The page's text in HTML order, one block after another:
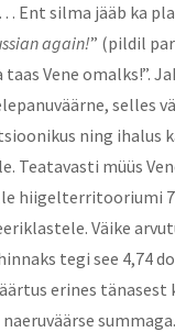
Ent silma jääb ka
again!” (pildil
Vene omalks!”.
selles
ning ihalus
Teatavasti müüs
hiigelterritooriumi
Väike
tegi see 4,74
erines tänasest